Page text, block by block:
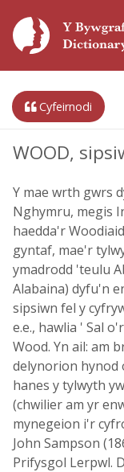
Cyfeirnodi
WOOD,
Y mae wrth gwrs
Nghymru, megis
haedda'r
gyntaf, mae'r
ymadrodd 'teulu
Alabaina) dyfu'n
sipsiwn fel y
e.e., hawlia ' Sal
Wood. Yn ail: am
delynorion hynod
hanes y tylwyth
(chwilier am yr
mynegeion i'r
John Sampson
Prifysgol Lerpwl.